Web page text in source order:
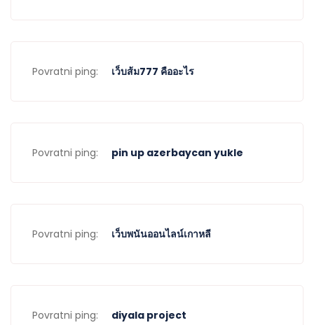
Povratni ping: เว็บส้ม777 คืออะไร
Povratni ping: pin up azerbaycan yukle
Povratni ping: เว็บพนันออนไลน์เกาหลี
Povratni ping: diyala project